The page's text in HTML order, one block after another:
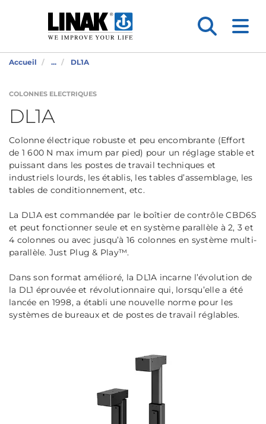
Accueil ... DL1A
COLONNES ELECTRIQUES
DL1A
Colonne électrique robuste et peu encombrante (Effort
de 1 600 N max imum par pied) pour un réglage stable et
puissant dans les postes de travail techniques et
industriels lourds, les établis, les tables d’assemblage, les
tables de conditionnement, etc.
La DL1A est commandée par le boîtier de contrôle CBD6S
et peut fonctionner seule et en système parallèle à 2, 3 et
4 colonnes ou avec jusqu’à 16 colonnes en système multi-
parallèle. Just Plug & Play™.
Dans son format amélioré, la DL1A incarne l’évolution de
la DL1 éprouvée et révolutionnaire qui, lorsqu’elle a été
lancée en 1998, a établi une nouvelle norme pour les
systèmes de bureaux et de postes de travail réglables.